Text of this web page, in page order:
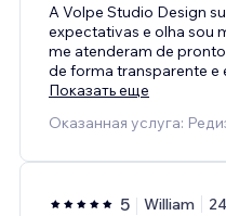
A Volpe Studio Design
expectativas e olha sou
me atenderam de
de forma transparente e
Показать еще
Оказанная услуга:
5 William